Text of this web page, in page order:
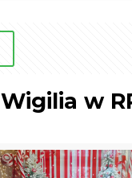
Wigilia w